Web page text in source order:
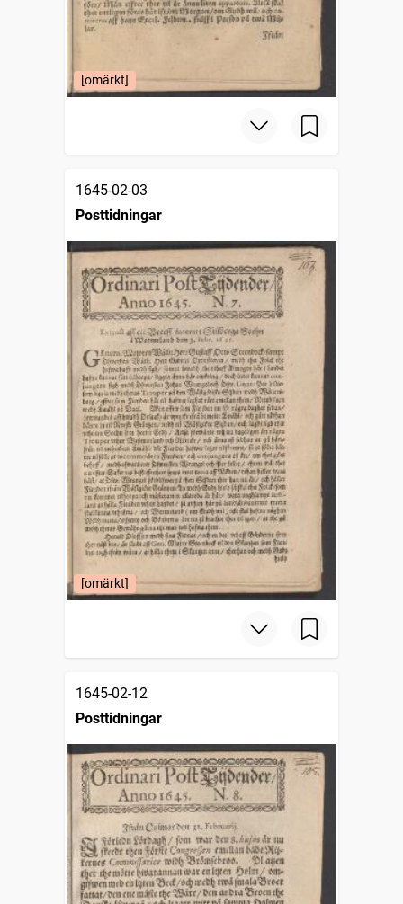
[omärkt]
1645-02-03
Posttidningar
[omärkt]
1645-02-12
Posttidningar